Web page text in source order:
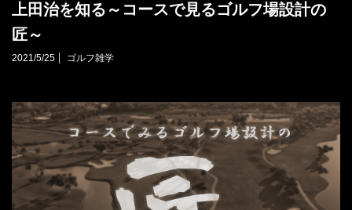
上田治を知る～コースで見るゴルフ場設計の
匠～
2021/5/25 ゴルフ雑学